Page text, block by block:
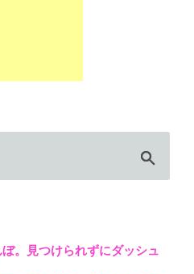
。見つけられずにダッシュ